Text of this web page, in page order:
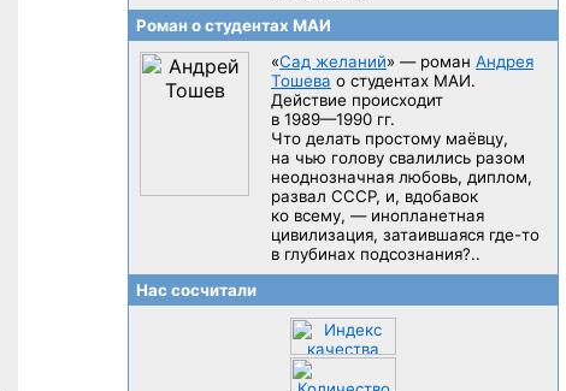
Роман о студентах МАИ
«Сад желаний» — роман Андрея
Тошева о студентах МАИ.
Действие происходит
в 1989—1990 гг.
Что делать простому маёвцу,
на чью голову свалились разом
неоднозначная любовь, диплом,
развал CCCP, и, вдобавок
ко всему, — инопланетная
цивилизация, затаившаяся где-то
в глубинах подсознания?..
Нас сосчитали